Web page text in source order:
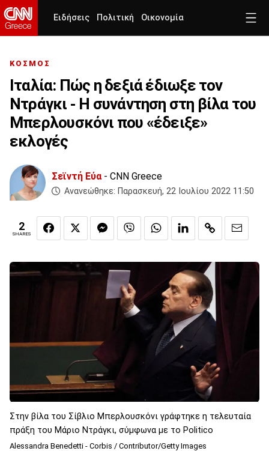
Ειδήσεις Πολιτική Οικονομία
ΚΟΣΜΟΣ
Ιταλία: Πώς η δεξιά έδιωξε τον
Ντράγκι - Η συνάντηση στη βίλα του
Μπερλουσκόνι που «έδειξε»
εκλογές
Σεϊντή Εύα- CNN Greece
Ανανεώθηκε: Παρασκευή, 22 Ιουλίου 2022 11:50
2
SHARES
Στην βίλα του Σίβλιο Μπερλουσκόνι γράφτηκε η τελευταία
πράξη του Μάριο Ντράγκι, σύμφωνα με το Politico
Alessandra Benedetti - Corbis / Contributor/Getty Images